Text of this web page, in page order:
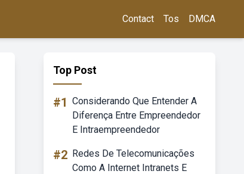
Contact Tos DMCA
Top Post
#1 Considerando Que Entender A
Diferença Entre Empreendedor
E Intraempreendedor
#2 Redes De Telecomunicações
Como A Internet Intranets E